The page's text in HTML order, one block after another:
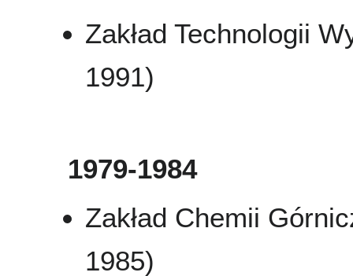
Zakład Technologii
1991)
1979-1984
Zakład Chemii
1985)